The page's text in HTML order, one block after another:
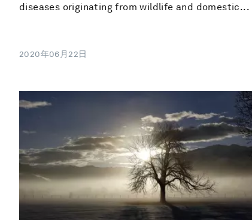
diseases originating from wildlife and domestic...
2020年06月22日